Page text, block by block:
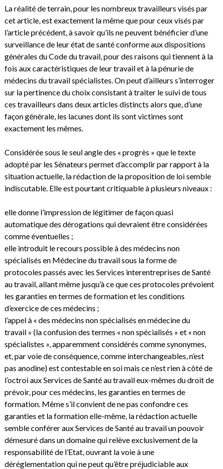
La réalité de terrain, pour les nombreux travailleurs visés par
cet article, est exactement la même que pour ceux visés par
l’article précédent, à savoir qu’ils ne peuvent bénéficier d’une
surveillance de leur état de santé conforme aux dispositions
générales du Code du travail, pour des raisons qui tiennent à la
fois aux caractéristiques de leur travail et à la pénurie de
médecins du travail spécialistes. On peut d’ailleurs s’interroger
sur la pertinence du choix consistant à traiter le suivi de tous
ces travailleurs dans deux articles distincts alors que, d’une
façon générale, les lacunes dont ils sont victimes sont
exactement les mêmes.
Considérée sous le seul angle des « progrès » que le texte
adopté par les Sénateurs permet d’accomplir par rapport à la
situation actuelle, la rédaction de la proposition de loi semble
indiscutable. Elle est pourtant critiquable à plusieurs niveaux :
elle donne l’impression de légitimer de façon quasi
automatique des dérogations qui devraient être considérées
comme éventuelles ;
elle introduit le recours possible à des médecins non
spécialisés en Médecine du travail sous la forme de
protocoles passés avec les Services interentreprises de Santé
au travail, allant même jusqu’à ce que ces protocoles prévoient
les garanties en termes de formation et les conditions
d’exercice de ces médecins ;
l’appel à « des médecins non spécialisés en médecine du
travail » (la confusion des termes « non spécialisés » et « non
spécialistes », apparemment considérés comme synonymes,
et, par voie de conséquence, comme interchangeables, n’est
pas anodine) est contestable en soi mais ce n’est rien à côté de
l’octroi aux Services de Santé au travail eux-mêmes du droit de
prévoir, pour ces médecins, les garanties en termes de
formation. Même s’il convient de ne pas confondre ces
garanties et la formation elle-même, la rédaction actuelle
semble conférer aux Services de Santé au travail un pouvoir
démesuré dans un domaine qui relève exclusivement de la
responsabilité de l’Etat, ouvrant la voie à une
déréglementation qui ne peut qu’être préjudiciable aux